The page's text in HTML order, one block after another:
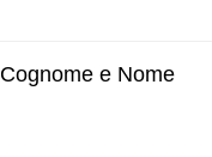
Cognome e Nome